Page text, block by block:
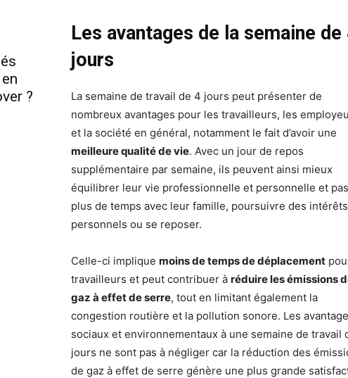
?
Les avantages de la semaine de
jours
La semaine de travail de 4 jours peut présenter de
nombreux avantages pour les travailleurs, les
et la société en général, notamment le fait d’avoir une
meilleure qualité de vie. Avec un jour de repos
supplémentaire par semaine, ils peuvent ainsi mieux
équilibrer leur vie professionnelle et personnelle et
plus de temps avec leur famille, poursuivre des intérêts
personnels ou se reposer.
Celle-ci impliquemoins de temps de déplacement
travailleurs et peut contribuer àréduire les émissions
gaz à effet de serre, tout en limitant également la
congestion routière et la pollution sonore. Les
sociaux et environnementaux à une semaine de travail
jours ne sont pas à négliger car la réduction des
de gaz à effet de serre génère une plus grande